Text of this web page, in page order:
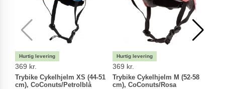
369 kr.
Trybike Cykelhjelm XS (44-51
cm), CoConuts/Petrolblå
369 kr.
Trybike Cykelhjelm M (52-58
cm), CoConuts/Rosa